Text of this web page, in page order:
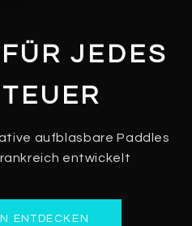
JEDES
aufblasbare Paddles
entwickelt
ENTDECKEN